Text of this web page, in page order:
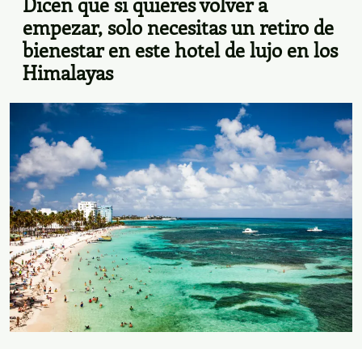
Hay un hotel boutique en los Alpes
Suizos que bien podría haber sido el set
de Succession
solo
este
Contacto